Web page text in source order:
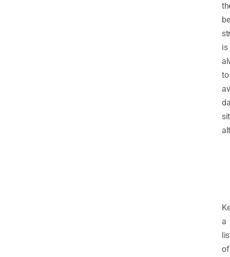
is
to
a
of